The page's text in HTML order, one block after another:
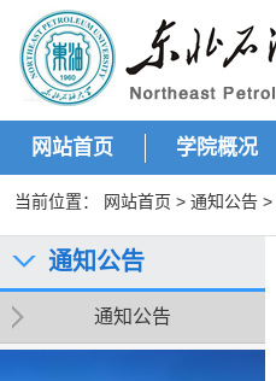
网站首页 学院概况
当前位置： 网站首页 > 通知公告 >
通知公告
通知公告